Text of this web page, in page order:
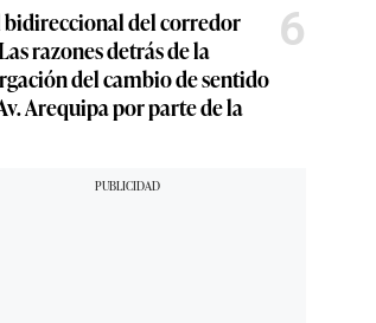
del corredor
razones detrás de la
del cambio de sentido
Arequipa por parte de la
6